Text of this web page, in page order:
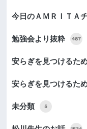
今日のＡＭＲＩＴＡ
勉強会より抜粋 487
安らぎを見つけるた
安らぎを見つけるた
未分類 5